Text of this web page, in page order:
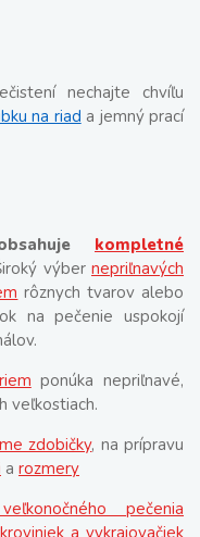
nechajte chvíľu
na riad a jemný prací
kompletné
výber nepriľnavých
rôznych tvarov alebo
na pečenie uspokojí
ponúka nepriľnavé,
veľkostiach.
zdobičky, na prípravu
a rozmery
pečenia
a vykrajovačiek